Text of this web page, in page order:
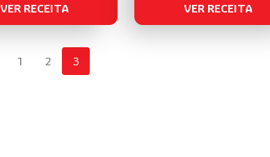
VER RECEITA VER RECEITA
1 2 3